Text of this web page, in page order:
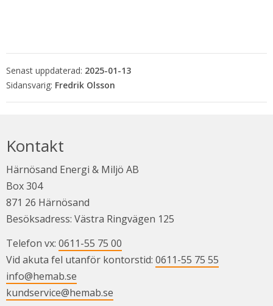
i nytt fönster.
Senast uppdaterad: 2025-01-13
Fredrik Olsson
Kontakt
Härnösand Energi & Miljö AB
Box 304
871 26 Härnösand
Besöksadress: Västra Ringvägen 125
Telefon vx: 0611-55 75 00
Vid akuta fel utanför kontorstid: 0611-55 75 55
info@hemab.se
kundservice@hemab.se